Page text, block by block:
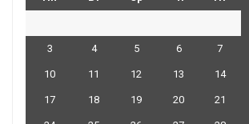
3 4 5 6 7
10 11 12 13 14
17 18 19 20 21